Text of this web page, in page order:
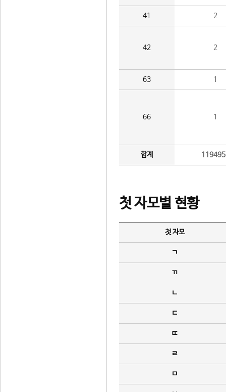
41 2
42 2
63 1
66 1
합계
첫 자모별 현황
첫 자모
ㄱ
ㄲ
ㄴ
ㄷ
ㄸ
ㄹ
ㅁ